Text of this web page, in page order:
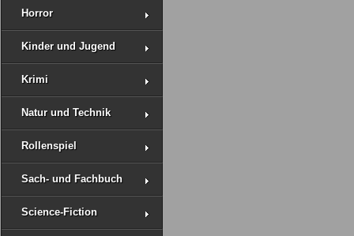
Horror
Kinder und Jugend
Krimi
Natur und Technik
Rollenspiel
Sach- und Fachbuch
Science-Fiction